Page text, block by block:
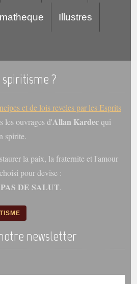
Illustres
?
et de lois reveles par les Esprits
les ouvrages d'Allan Kardecqui
spirite.
la paix, la fraternite et l'amour
pour devise :
DE SALUT.
newsletter